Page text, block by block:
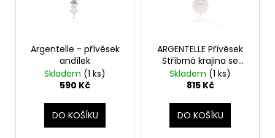
Argentelle - přívěsek
andílek
Skladem (1 ks)
590 Kč
DO KOŠÍKU
ARGENTELLE Přívěsek
Stříbrná krajina se
zlatým horizontem
Skladem (1 ks)
815 Kč
DO KOŠÍKU